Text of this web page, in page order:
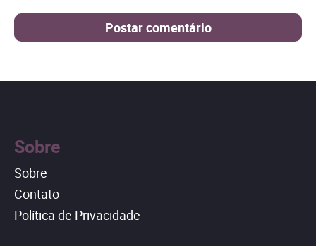
Sobre
Sobre
Contato
Política de Privacidade